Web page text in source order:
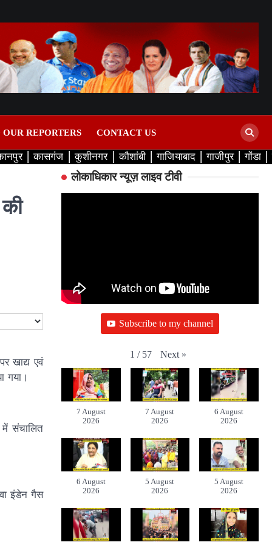
REPORTERS CONTACT US
कासगंज कुशीनगर कौशांबी गाजियाबाद गाजीपुर गोंडा
खाद्य एवं
गया।
संचालित
इंडेन गैस
लोकाधिकार न्यूज़ लाइव टीवी
Subscribe to my channel
1 / 57 Next »
7 August
2026
7 August
2026
6 August
2026
6 August
2026
5 August
2026
5 August
2026